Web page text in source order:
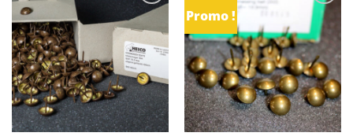
Ajouter
d’envies
Promo !
Ajouter
à la
liste
d’envies